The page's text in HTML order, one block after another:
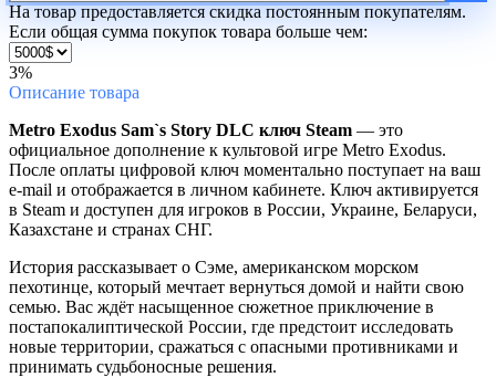
На товар предоставляется скидка постоянным покупателям.
Если общая сумма покупок товара больше чем:
3%
Описание товара
Metro Exodus Sam`s Story DLC ключ Steam — это
официальное дополнение к культовой игре Metro Exodus.
После оплаты цифровой ключ моментально поступает на ваш
e-mail и отображается в личном кабинете. Ключ активируется
в Steam и доступен для игроков в России, Украине, Беларуси,
Казахстане и странах СНГ.
История рассказывает о Сэме, американском морском
пехотинце, который мечтает вернуться домой и найти свою
семью. Вас ждёт насыщенное сюжетное приключение в
постапокалиптической России, где предстоит исследовать
новые территории, сражаться с опасными противниками и
принимать судьбоносные решения.